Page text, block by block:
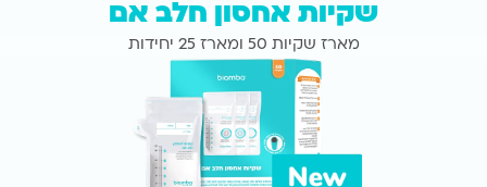
שקיות אחסון חלב אם
מארז שקיות 50 ומארז 25 יחידות